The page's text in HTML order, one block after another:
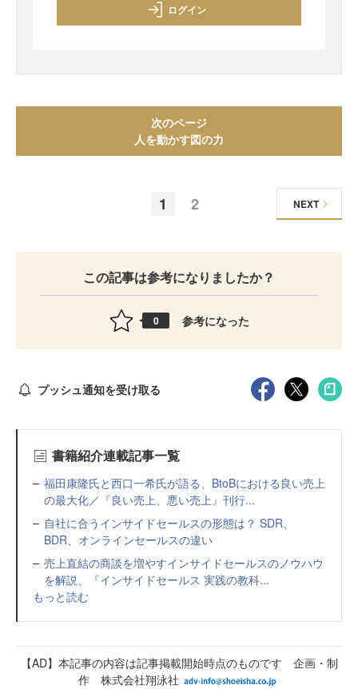
ログイン
次のページ
人を動かす図の力
1 2 NEXT
この記事は参考になりましたか？
0 参考になった
プッシュ通知を受け取る
書籍紹介連載記事一覧
福田康隆氏と西口一希氏が語る、BtoBにおける良い売上
の最大化／『良い売上、悪い売上』刊行...
自社に合うインサイドセールスの形態は？ SDR、
BDR、オンラインセールスの違い
売上直結の商談を増やすインサイドセールスのノウハウ
を解説、『インサイドセールス 実践の教科...
もっと読む
【AD】本記事の内容は記事掲載開始時点のものです 企画・制
作 株式会社翔泳社